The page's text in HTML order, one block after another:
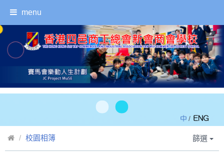
menu
/
校園相簿 篩選